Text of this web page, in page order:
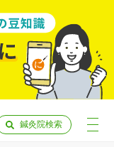
鍼灸院検索